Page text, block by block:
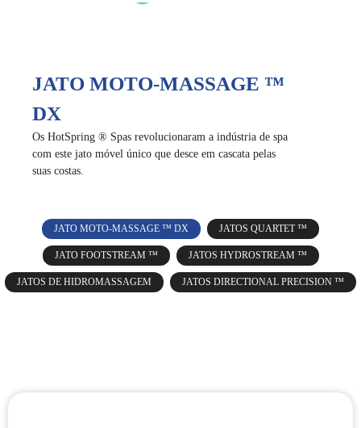
JATO MOTO-MASSAGE ™
DX
Os HotSpring ® Spas revolucionaram a indústria de spa
com este jato móvel único que desce em cascata pelas
suas costas.
JATO MOTO-MASSAGE ™ DX JATOS QUARTET ™
JATO FOOTSTREAM ™ JATOS HYDROSTREAM ™
JATOS DE HIDROMASSAGEM JATOS DIRECTIONAL PRECISION ™